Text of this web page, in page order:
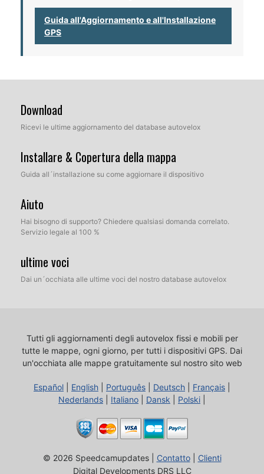
Guida all'Aggiornamento e all'Installazione
GPS
Download
Ricevi le ultime aggiornamento del database autovelox
Installare & Copertura della mappa
Guida all´installazione su come aggiornare il dispositivo
Aiuto
Hai bisogno di supporto? Chiedere qualsiasi domanda correlato.
Servizio legale al 100 %
ultime voci
Dai un´occhiata alle ultime voci del nostro database autovelox
Tutti gli aggiornamenti degli autovelox fissi e mobili per
tutte le mappe, ogni giorno, per tutti i dispositivi GPS. Dai
un'occhiata alle mappe gratuitamente sul nostro sito web
Español English Português Deutsch Français
Nederlands
Italiano Dansk Polski
© 2026 Speedcamupdates | Contatto| Clienti
Digital Developments DRS LLC